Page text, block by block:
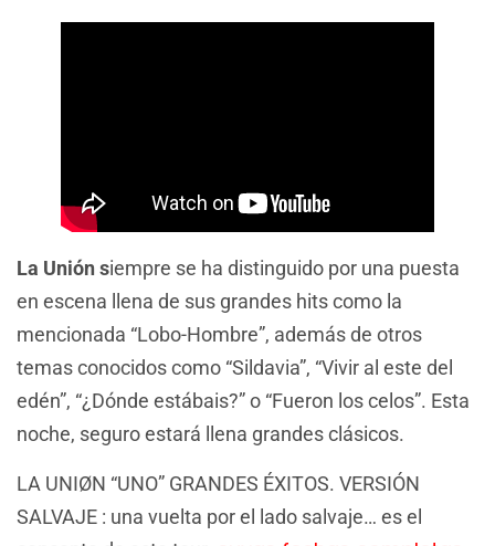
La Unión siempre se ha distinguido por una puesta
en escena llena de sus grandes hits como la
mencionada “Lobo-Hombre”, además de otros
temas conocidos como “Sildavia”, “Vivir al este del
edén”, “¿Dónde estábais?” o “Fueron los celos”. Esta
noche, seguro estará llena grandes clásicos.
LA UNIØN “UNO” GRANDES ÉXITOS. VERSIÓN
SALVAJE : una vuelta por el lado salvaje… es el